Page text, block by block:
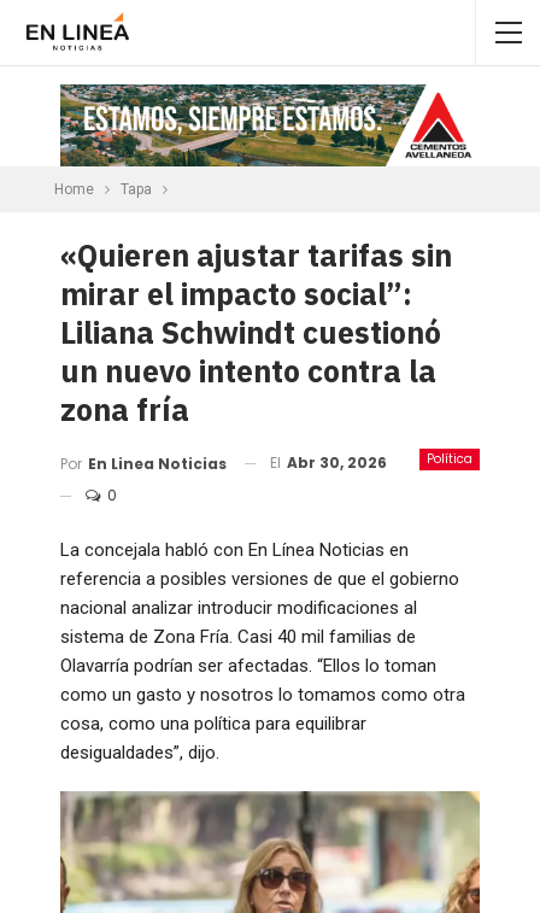
Home Tapa
«Quieren ajustar tarifas sin
mirar el impacto social”:
Liliana Schwindt cuestionó
un nuevo intento contra la
zona fría
Política
Por En Linea Noticias El Abr 30, 2026
0
La concejala habló con En Línea Noticias en
referencia a posibles versiones de que el gobierno
nacional analizar introducir modificaciones al
sistema de Zona Fría. Casi 40 mil familias de
Olavarría podrían ser afectadas. “Ellos lo toman
como un gasto y nosotros lo tomamos como otra
cosa, como una política para equilibrar
desigualdades”, dijo.